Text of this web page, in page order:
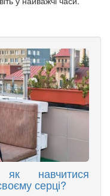
навчитися
серці?